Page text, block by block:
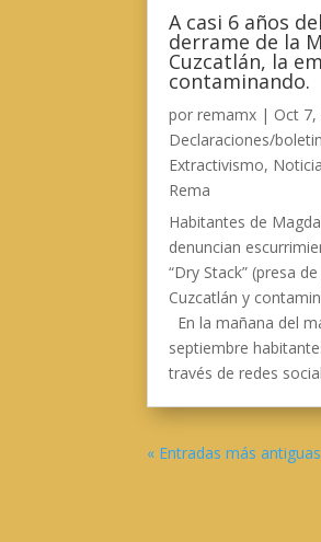
A casi 6 años
derrame de la
Cuzcatlán, la
contaminando.
porremamx | Oct 7,
Declaraciones/
Extractivismo,
Rema
Habitantes de
denuncian
“Dry Stack” (presa
Cuzcatlán y
En la mañana del
septiembre
través de redes
« Entradas más antiguas